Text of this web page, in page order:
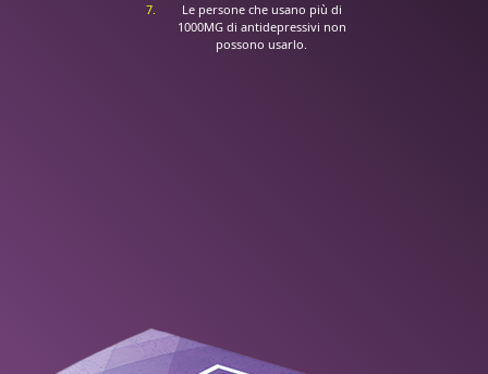
Le persone che usano più di
1000MG di antidepressivi non
possono usarlo.